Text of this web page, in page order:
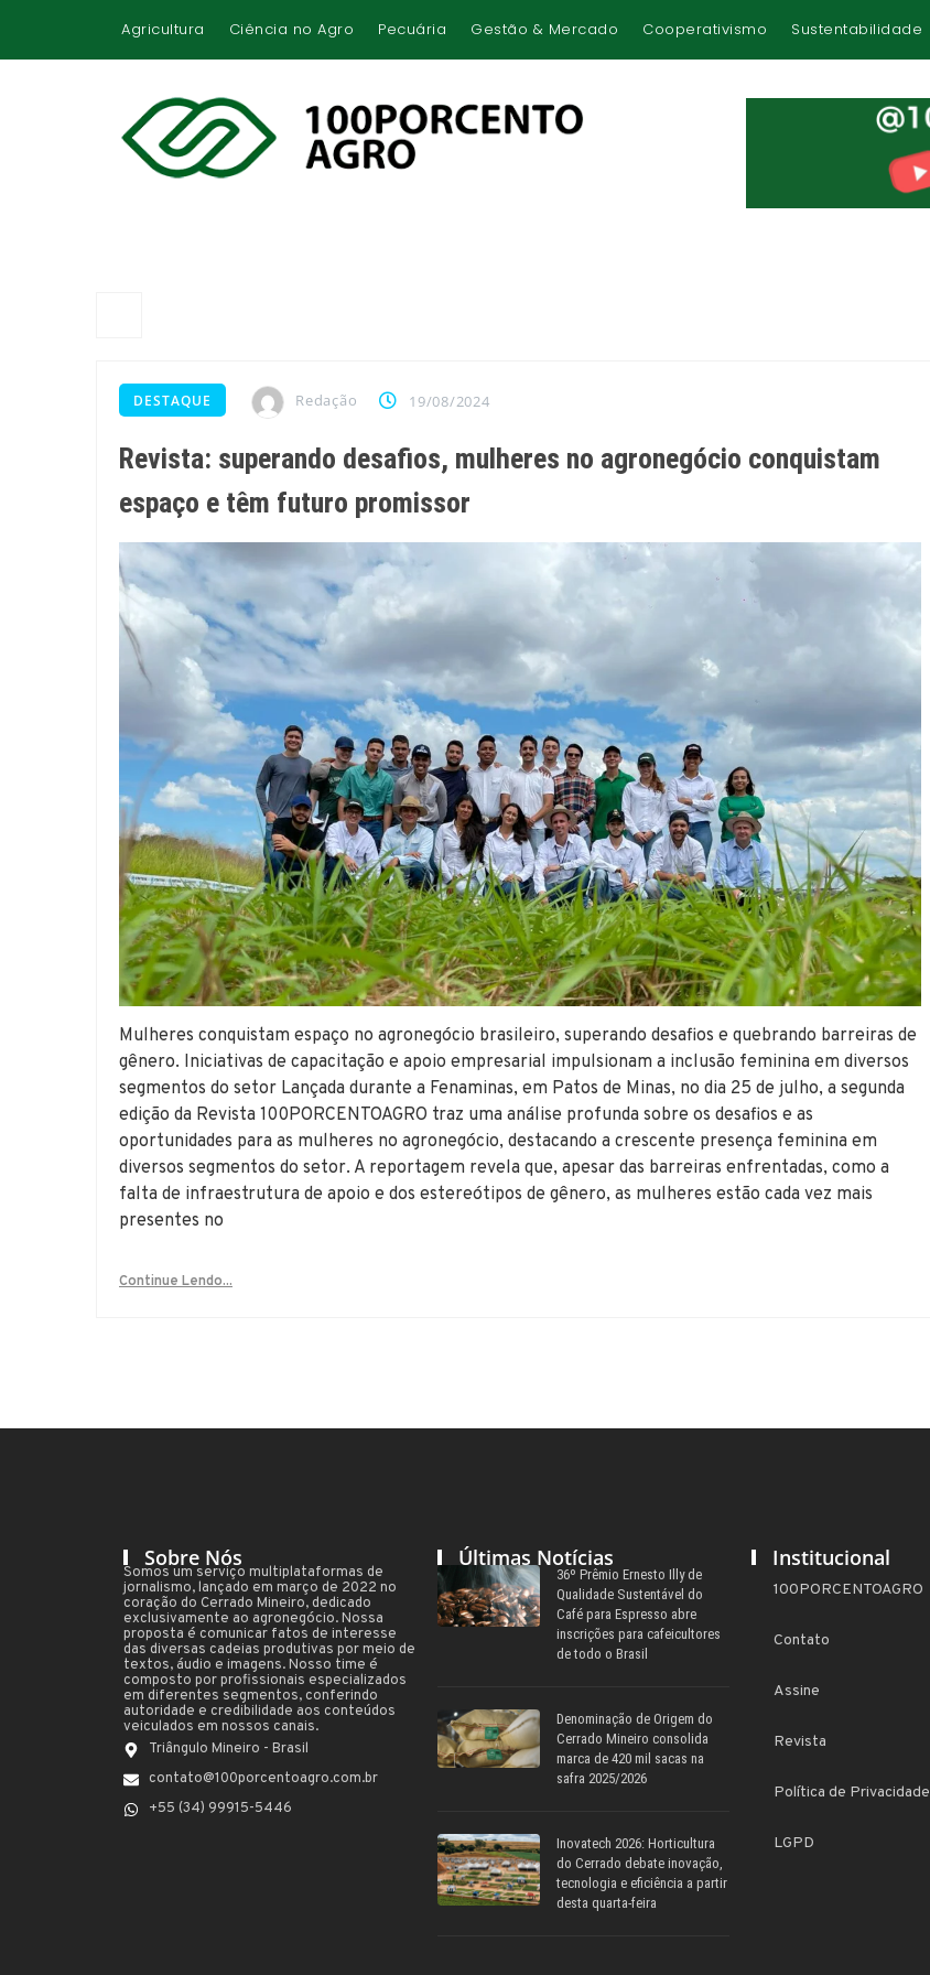
Agricultura Ciência no Agro Pecuária Gestão & Mercado Cooperativismo Sustentabilidade
DESTAQUE Redação 19/08/2024
Revista: superando desafios, mulheres no agronegócio conquistam
espaço e têm futuro promissor
Mulheres conquistam espaço no agronegócio brasileiro, superando desafios e quebrando barreiras de
gênero. Iniciativas de capacitação e apoio empresarial impulsionam a inclusão feminina em diversos
segmentos do setor Lançada durante a Fenaminas, em Patos de Minas, no dia 25 de julho, a segunda
edição da Revista 100PORCENTOAGRO traz uma análise profunda sobre os desafios e as
oportunidades para as mulheres no agronegócio, destacando a crescente presença feminina em
diversos segmentos do setor. A reportagem revela que, apesar das barreiras enfrentadas, como a
falta de infraestrutura de apoio e dos estereótipos de gênero, as mulheres estão cada vez mais
presentes no
Continue Lendo...
Sobre Nós
Somos um serviço multiplataformas de
jornalismo, lançado em março de 2022 no
coração do Cerrado Mineiro, dedicado
exclusivamente ao agronegócio. Nossa
proposta é comunicar fatos de interesse
das diversas cadeias produtivas por meio de
textos, áudio e imagens. Nosso time é
composto por profissionais especializados
em diferentes segmentos, conferindo
autoridade e credibilidade aos conteúdos
veiculados em nossos canais.
Triângulo Mineiro - Brasil
contato@100porcentoagro.com.br
+55 (34) 99915-5446
Últimas Notícias
36º Prêmio Ernesto Illy de
Qualidade Sustentável do
Café para Espresso abre
inscrições para cafeicultores
de todo o Brasil
Denominação de Origem do
Cerrado Mineiro consolida
marca de 420 mil sacas na
safra 2025/2026
Inovatech 2026: Horticultura
do Cerrado debate inovação,
tecnologia e eficiência a partir
desta quarta-feira
Institucional
100PORCENTOAGRO
Contato
Assine
Revista
Política de Privacidade
LGPD